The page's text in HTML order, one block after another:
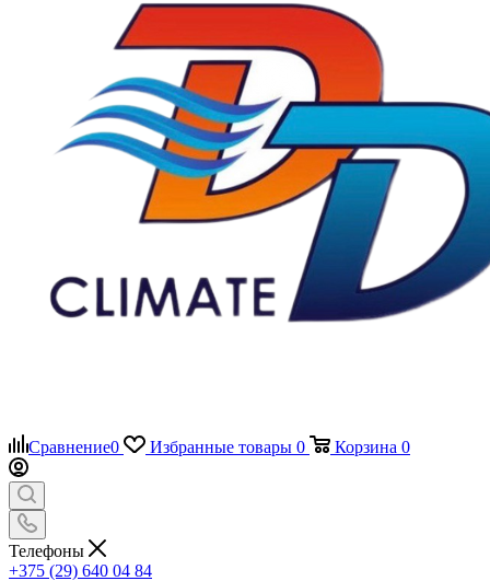
Сравнение0 Избранные товары 0 Корзина 0
Телефоны
+375 (29) 640 04 84